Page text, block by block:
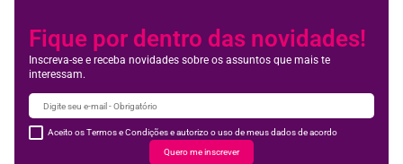
Fique por dentro das novidades!
Inscreva-se e receba novidades sobre os assuntos que mais te
interessam.
Aceito os Termos e Condições e autorizo o uso de meus dados de acordo
Quero me inscrever